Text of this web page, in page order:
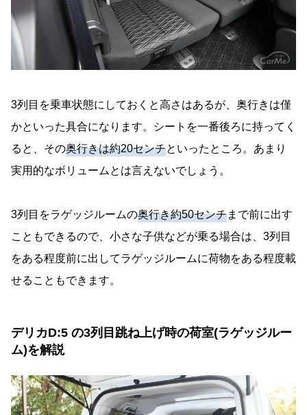
3列目を乗車状態にしておくと高さはあるが、奥行きは僅
かといった具合になります。シートを一番後ろに持ってく
ると、その奥行きは約20センチといったところ。あまり
実用的なボリュームとは言えないでしょう。
3列目をラゲッジルームの奥行き約50センチまで前に出す
こともできるので、小さな子供などが乗る場合は、3列目
をある程度前に出してラゲッジルームに荷物をある程度載
せることもできます。
デリカD:5 の3列目跳ね上げ時の荷室(ラゲッジルー
ム)を解説